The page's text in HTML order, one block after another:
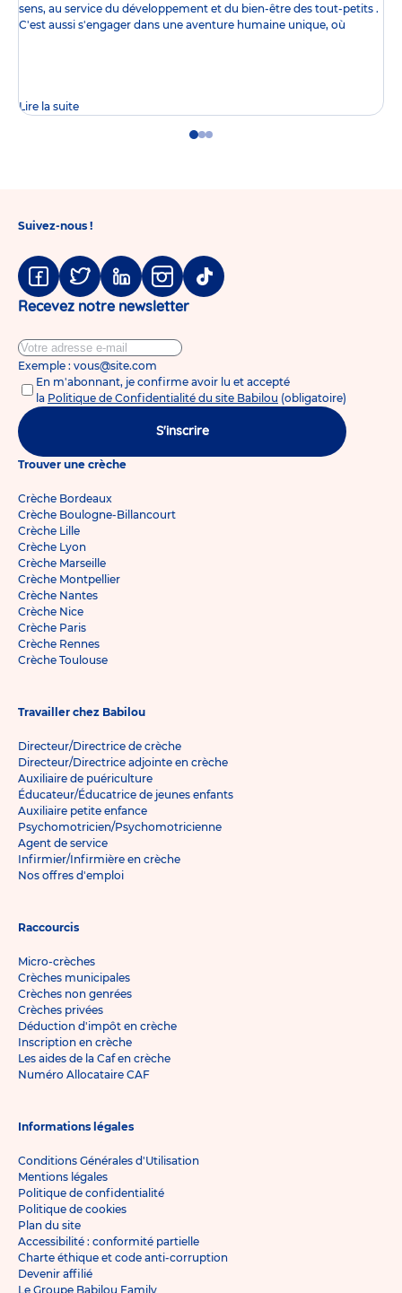
sens, au service du développement et du bien-être des tout-petits .
C'est aussi s'engager dans une aventure humaine unique, où
Lire la suite
GoGoGo
Suivez-nous !
Facebook
TwitterLinkedinInstagram
Tiktok
Recevez notre newsletter
Exemple : vous@site.com
En m'abonnant, je confirme avoir lu et accepté
la Politique de Confidentialité du site Babilou (obligatoire)
S'inscrire
Trouver une crèche
Crèche Bordeaux
Crèche Boulogne-Billancourt
Crèche Lille
Crèche Lyon
Crèche Marseille
Crèche Montpellier
Crèche Nantes
Crèche Nice
Crèche Paris
Crèche Rennes
Crèche Toulouse
Travailler chez Babilou
Directeur/Directrice de crèche
Directeur/Directrice adjointe en crèche
Auxiliaire de puériculture
Éducateur/Éducatrice de jeunes enfants
Auxiliaire petite enfance
Psychomotricien/Psychomotricienne
Agent de service
Infirmier/Infirmière en crèche
Nos offres d'emploi
Raccourcis
Micro-crèches
Crèches municipales
Crèches non genrées
Crèches privées
Déduction d'impôt en crèche
Inscription en crèche
Les aides de la Caf en crèche
Numéro Allocataire CAF
Informations légales
Conditions Générales d'Utilisation
Mentions légales
Politique de confidentialité
Politique de cookies
Plan du site
Accessibilité : conformité partielle
Charte éthique et code anti-corruption
Devenir affilié
Le Groupe Babilou Family